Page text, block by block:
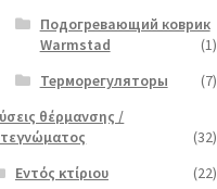
Подогревающий коврик
Warmstad
(1)
Терморегуляторы
(7)
θέρμανσης /
(32)
Εντός κτίριου
(22)